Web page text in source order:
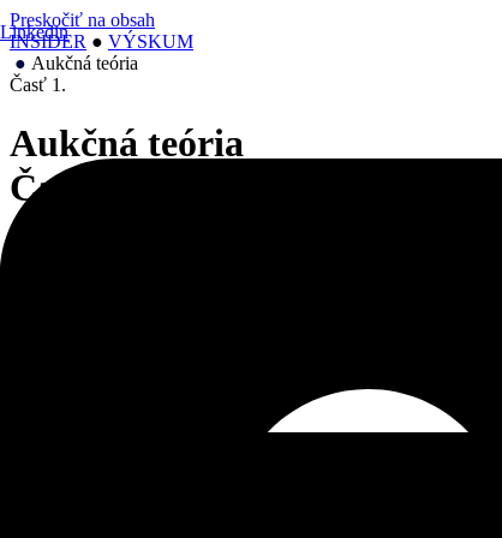
Preskočiť na obsah
Linkedin
INSIDER ● VÝSKUM
● Aukčná teória
Časť 1.
Aukčná teória
Časť 1.